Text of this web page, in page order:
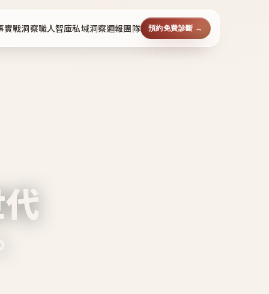
實戰洞察職人智庫私域洞察週報團隊 預約免費診斷 →